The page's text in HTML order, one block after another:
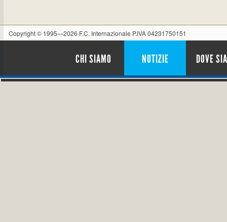
Copyright © 1995—2026 F.C. Internazionale P.IVA 04231750151
CHI SIAMO NOTIZIE DOVE